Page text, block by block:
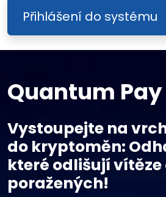
Přihlášení do systému
Quantum
Vystoupejte na
do kryptoměn:
které odlišují vítěze
poražených!